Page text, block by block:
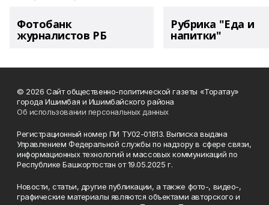
Фотобанк
журналистов РБ
Рубрика "Еда и
напитки"
© 2026 Сайт общественно-политической газеты «Торатау»
города Ишимбая и Ишимбайского района
Об использовании персональных данных
Регистрационный номер ПИ ТУ02-01813. Выписка выдана
Управлением Федеральной службы по надзору в сфере связи,
информационных технологий и массовых коммуникаций по
Республике Башкортостан от 19.05.2025 г.
Новости, статьи, другие публикации, а также фото-, видео-,
графические материалы являются объектами авторского и